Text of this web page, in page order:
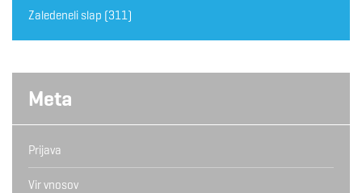
Zaledeneli slap (311)
Meta
Prijava
Vir vnosov